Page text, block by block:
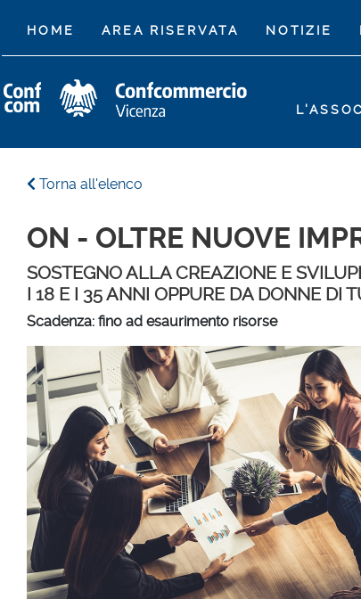
HOME (CURRENT)
AREA RISERVATA NOTIZIE
Torna all'elenco
ON - OLTRE NUOVE
SOSTEGNO ALLA CREAZIONE E
I 18 E I 35 ANNI OPPURE DA DONNE DI
Scadenza: fino ad esaurimento risorse